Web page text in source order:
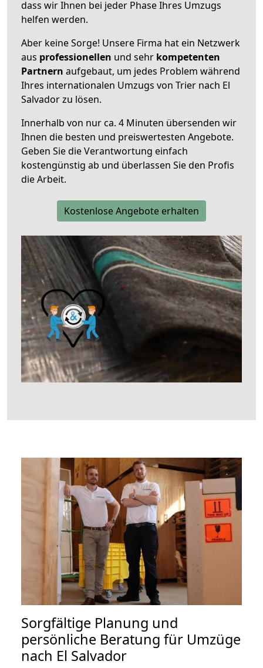
dass wir Ihnen bei jeder Phase Ihres Umzugs
helfen werden.
Aber keine Sorge! Unsere Firma hat ein Netzwerk
aus professionellen und sehr kompetenten
Partnern aufgebaut, um jedes Problem während
Ihres internationalen Umzugs von Trier nach El
Salvador zu lösen.
Innerhalb von nur ca. 4 Minuten übersenden wir
Ihnen die besten und preiswertesten Angebote.
Geben Sie die Verantwortung einfach
kostengünstig ab und überlassen Sie den Profis
die Arbeit.
Kostenlose Angebote erhalten
Sorgfältige Planung und
persönliche Beratung für Umzüge
nach El Salvador